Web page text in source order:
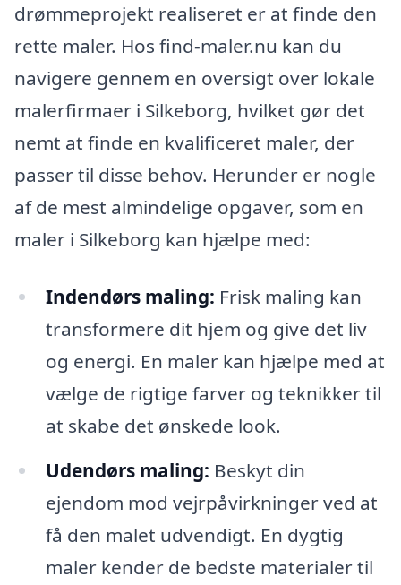
drømmeprojekt realiseret er at finde den
rette maler. Hos find-maler.nu kan du
navigere gennem en oversigt over lokale
malerfirmaer i Silkeborg, hvilket gør det
nemt at finde en kvalificeret maler, der
passer til disse behov. Herunder er nogle
af de mest almindelige opgaver, som en
maler i Silkeborg kan hjælpe med:
Indendørs maling: Frisk maling kan
transformere dit hjem og give det liv
og energi. En maler kan hjælpe med at
vælge de rigtige farver og teknikker til
at skabe det ønskede look.
Udendørs maling: Beskyt din
ejendom mod vejrpåvirkninger ved at
få den malet udvendigt. En dygtig
maler kender de bedste materialer til